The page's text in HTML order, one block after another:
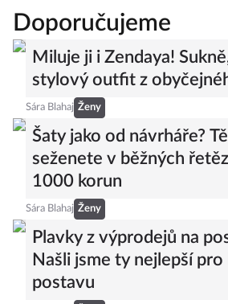
Doporučujeme
Miluje ji i Zendaya!
stylový outfit z
Sára Blahaj Ženy
Šaty jako od návrháře?
seženete v běžných
1000 korun
Sára Blahaj Ženy
Plavky z výprodejů na
Našli jsme ty nejlepší pro
postavu